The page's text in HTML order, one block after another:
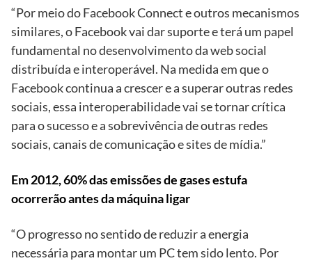
“Por meio do Facebook Connect e outros mecanismos
similares, o Facebook vai dar suporte e terá um papel
fundamental no desenvolvimento da web social
distribuída e interoperável. Na medida em que o
Facebook continua a crescer e a superar outras redes
sociais, essa interoperabilidade vai se tornar crítica
para o sucesso e a sobrevivência de outras redes
sociais, canais de comunicação e sites de mídia.”
Em 2012, 60% das emissões de gases estufa
ocorrerão antes da máquina ligar
“O progresso no sentido de reduzir a energia
necessária para montar um PC tem sido lento. Por